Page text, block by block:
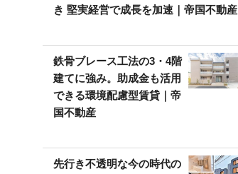
き 堅実経営で成長を加速｜帝国不動産
鉄骨ブレース工法の3・4階
建てに強み。助成金も活用
できる環境配慮型賃貸｜帝
国不動産
先行き不透明な今の時代の